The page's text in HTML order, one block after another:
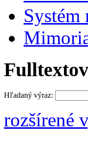
Systém
Hľadaný výraz:
rozšírené